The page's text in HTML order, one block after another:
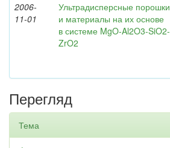
2006-
11-01
Ультрадисперсные порошки
и материалы на их основе
в системе MgO-Al2O3-SiO2-
ZrO2
Перегляд
Тема